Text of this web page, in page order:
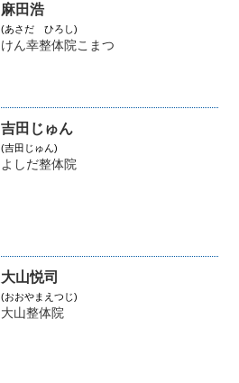
麻田浩
(あさだ ひろし)
けん幸整体院こまつ
吉田じゅん
(吉田じゅん)
よしだ整体院
大山悦司
(おおやまえつじ)
大山整体院